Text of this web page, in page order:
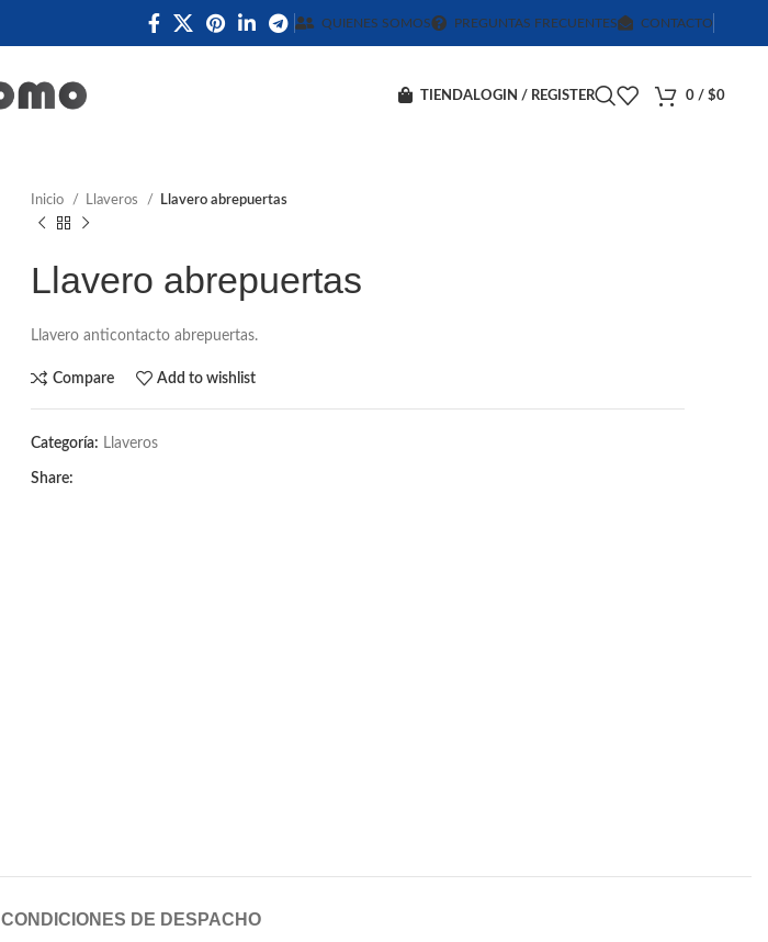
QUIENES SOMOS PREGUNTAS FRECUENTES CONTACTO
TIENDA LOGIN / REGISTER 0 / $0
Inicio Llaveros Llavero abrepuertas
Llavero abrepuertas
Llavero anticontacto abrepuertas.
Compare Add to wishlist
Categoría: Llaveros
Share:
CONDICIONES DE DESPACHO